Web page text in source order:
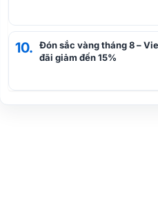
10.
Đón sắc vàng tháng 8 –
đãi giảm đến 15%